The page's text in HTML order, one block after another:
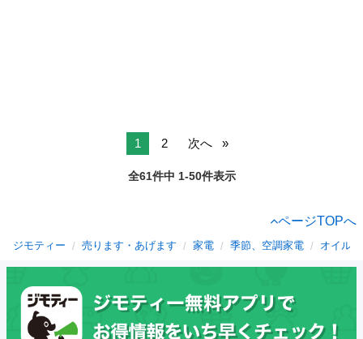
1 2 次へ
全61件中 1-50件表示
ページTOPへ
ジモティー 売ります・あげます 家電 季節、空調家電 オイル